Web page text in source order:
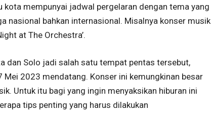
kota mempunyai jadwal pergelaran dengan tema yang
nasional bahkan internasional. Misalnya konser musik
at The Orchestra’.
dan Solo jadi salah satu tempat pentas tersebut,
Mei 2023 mendatang. Konser ini kemungkinan besar
Untuk itu bagi yang ingin menyaksikan hiburan ini
tips penting yang harus dilakukan